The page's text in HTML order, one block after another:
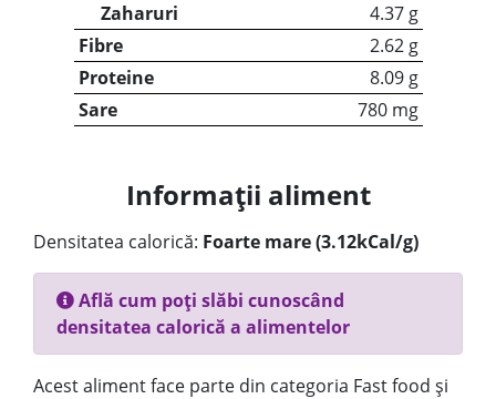
Zaharuri
4.37 g
Fibre
2.62 g
Proteine
8.09 g
Sare
780 mg
Informații aliment
Densitatea calorică: Foarte mare (3.12kCal/g)
Află cum poți slăbi cunoscând
densitatea calorică a alimentelor
Acest aliment face parte din categoria Fast food și